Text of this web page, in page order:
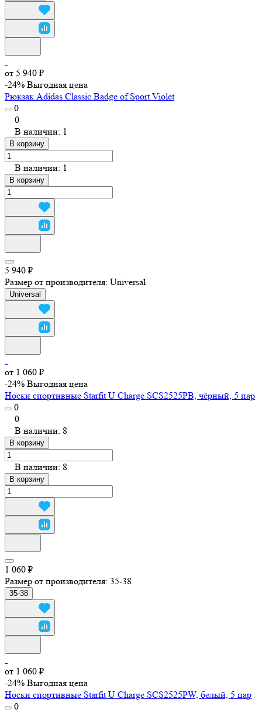
от 5 940 ₽
-24% Выгодная цена
Рюкзак Adidas Classic Badge of Sport Violet
0
0
В наличии: 1
В корзину
В наличии: 1
В корзину
5 940 ₽
Размер от производителя: Universal
Universal
от 1 060 ₽
-24% Выгодная цена
Носки спортивные Starfit U Charge SCS2525PB, чёрный, 5 пар
0
0
В наличии: 8
В корзину
В наличии: 8
В корзину
1 060 ₽
Размер от производителя: 35-38
35-38
от 1 060 ₽
-24% Выгодная цена
Носки спортивные Starfit U Charge SCS2525PW, белый, 5 пар
0